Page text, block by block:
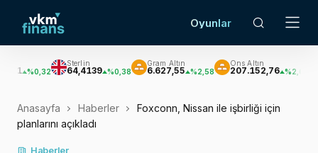
Oyunlar
Sterlin
64,4139 %0,38
Gram Altın
6.627,55 %2,58
Ons Altın
207.152,76 %2,62
Anasayfa Haberler
Foxconn, Nissan ile işbirliği için
planlarını açıkladı
Haberler